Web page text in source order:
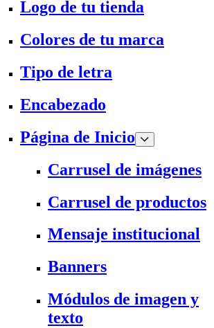
Logo de tu tienda
Colores de tu marca
Tipo de letra
Encabezado
Página de Inicio
Carrusel de imágenes
Carrusel de productos
Mensaje institucional
Banners
Módulos de imagen y
texto